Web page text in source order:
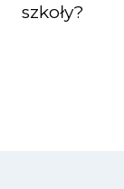
szkoły?